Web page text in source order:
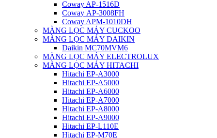
Coway AP-1516D
Coway AP-3008FH
Coway APM-1010DH
MÀNG LỌC MÁY CUCKOO
MÀNG LỌC MÁY DAIKIN
Daikin MC70MVM6
MÀNG LỌC MÁY ELECTROLUX
MÀNG LỌC MÁY HITACHI
Hitachi EP-A3000
Hitachi EP-A5000
Hitachi EP-A6000
Hitachi EP-A7000
Hitachi EP-A8000
Hitachi EP-A9000
Hitachi EP-L110E
Hitachi EP-M70E